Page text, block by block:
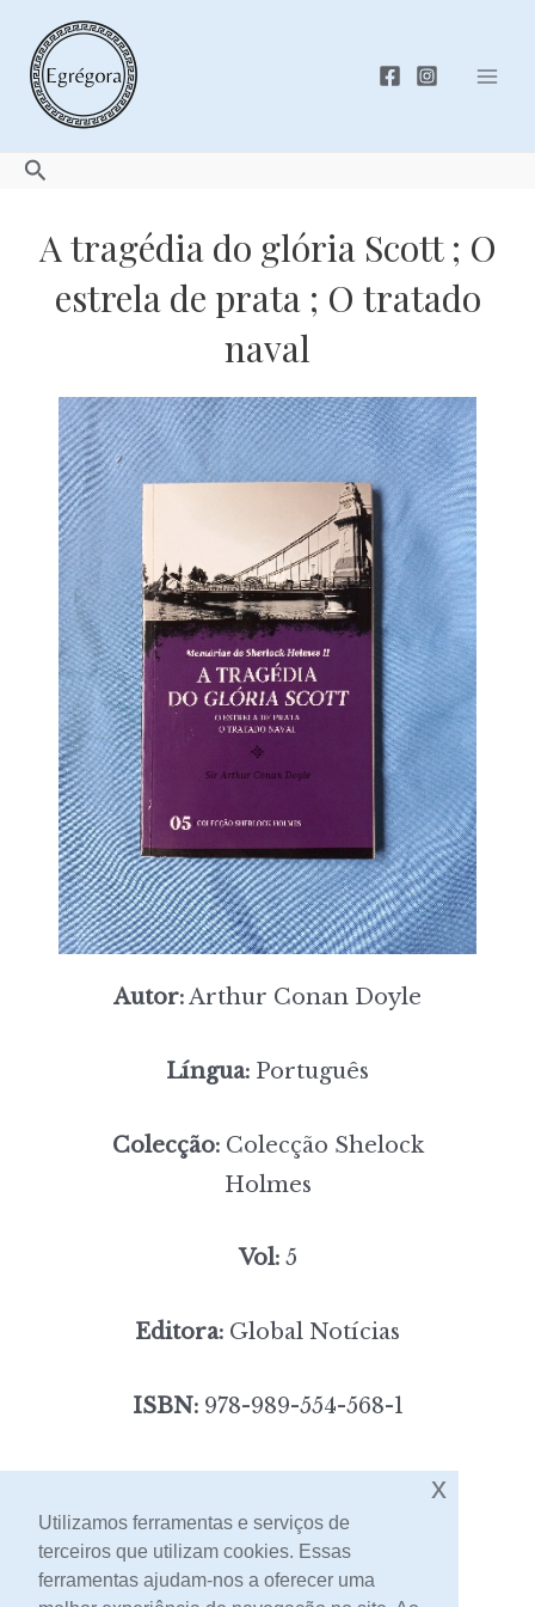
content
Search
A tragédia do glória Scott ; O
estrela de prata ; O tratado
naval
Autor:Arthur Conan Doyle
Língua: Português
Colecção:Colecção Shelock
Holmes
Vol:5
Editora: Global Notícias
ISBN:978-989-554-568-1
[portes incluídos]
Contacto
Utilizamos ferramentas e serviços de
terceiros que utilizam cookies. Essas
ferramentas ajudam-nos a oferecer uma
x